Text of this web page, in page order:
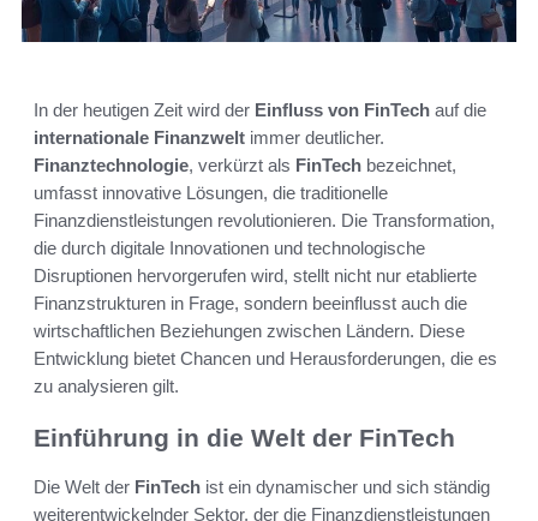
In der heutigen Zeit wird der Einfluss von FinTech auf die
internationale Finanzwelt immer deutlicher.
Finanztechnologie, verkürzt als FinTech bezeichnet,
umfasst innovative Lösungen, die traditionelle
Finanzdienstleistungen revolutionieren. Die Transformation,
die durch digitale Innovationen und technologische
Disruptionen hervorgerufen wird, stellt nicht nur etablierte
Finanzstrukturen in Frage, sondern beeinflusst auch die
wirtschaftlichen Beziehungen zwischen Ländern. Diese
Entwicklung bietet Chancen und Herausforderungen, die es
zu analysieren gilt.
Einführung in die Welt der FinTech
Die Welt der FinTech ist ein dynamischer und sich ständig
weiterentwickelnder Sektor, der die Finanzdienstleistungen